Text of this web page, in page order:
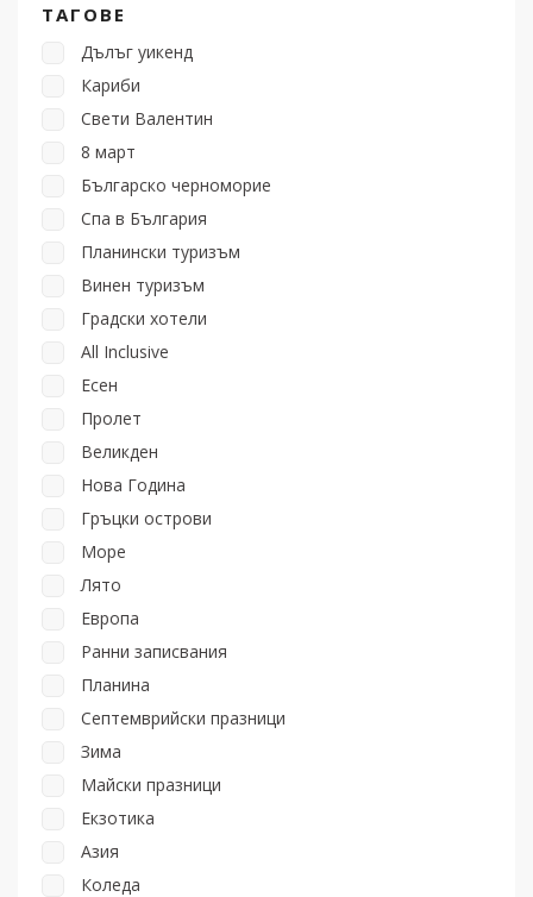
ТАГОВЕ
Дълъг уикенд
Кариби
Свети Валентин
8 март
Българско черноморие
Спа в България
Планински туризъм
Винен туризъм
Градски хотели
All Inclusive
Есен
Пролет
Великден
Нова Година
Гръцки острови
Море
Лято
Европа
Ранни записвания
Планина
Септемврийски празници
Зима
Майски празници
Екзотика
Азия
Коледа